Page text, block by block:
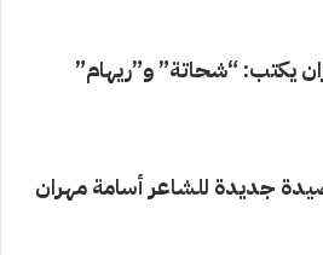
يكتب: “شحاتة” و”ريهام”
جديدة للشاعر أسامة مهران